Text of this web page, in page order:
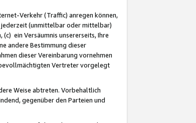
Verkehr (Traffic) anregen können,
jederzeit (unmittelbar oder mittelbar)
ein Versäumnis unsererseits, Ihre
andere Bestimmung dieser
dieser Vereinbarung vornehmen
Vertreter vorgelegt
Weise abtreten. Vorbehaltlich
gegenüber den Parteien und